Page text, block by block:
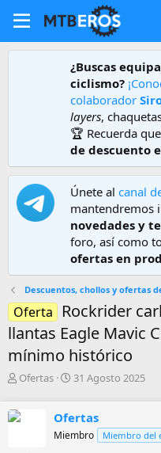
¿Buscas
ciclismo?
colaborador
layers,
🏆 Recuerda
de descuento
Únete al canal
mantendremos
novedades y
foro, así como
ofertas en
Descuentos, chollos y ofertas
Oferta
Rockrider
llantas Eagle Mavic
mínimo histórico
A
o
Ofertas
F
h
a
31 Agosto 2025
Ofertas
Miembro Miembro del